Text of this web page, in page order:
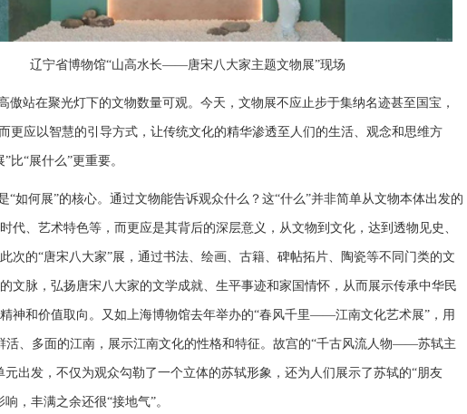
辽宁省博物馆“山高水长——唐宋八大家主题文物展”现场
傲站在聚光灯下的文物数量可观。今天，文物展不应止步于集纳名迹甚至国宝，
更应以智慧的引导方式，让传统文化的精华渗透至人们的生活、观念和思维方
比“展什么”更重要。
“如何展”的核心。通过文物能告诉观众什么？这“什么”并非简单从文物本体出发的
代、艺术特色等，而更应是其背后的深层意义，从文物到文化，达到透物见史、
次的“唐宋八大家”展，通过书法、绘画、古籍、碑帖拓片、陶瓷等不同门类的文
文脉，弘扬唐宋八大家的文学成就、生平事迹和家国情怀，从而展示传承中华民
神和价值取向。又如上海博物馆去年举办的“春风千里——江南文化艺术展”，用
活、多面的江南，展示江南文化的性格和特征。故宫的“千古风流人物——苏轼主
元出发，不仅为观众勾勒了一个立体的苏轼形象，还为人们展示了苏轼的“朋友
，丰满之余还很“接地气”。